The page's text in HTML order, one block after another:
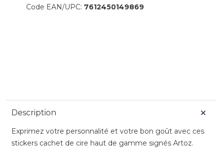
Code EAN/UPC: 7612450149869
Description
Exprimez votre personnalité et votre bon goût avec ces
stickers cachet de cire haut de gamme signés Artoz.